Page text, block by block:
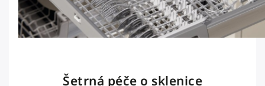
Šetrná péče o sklenice